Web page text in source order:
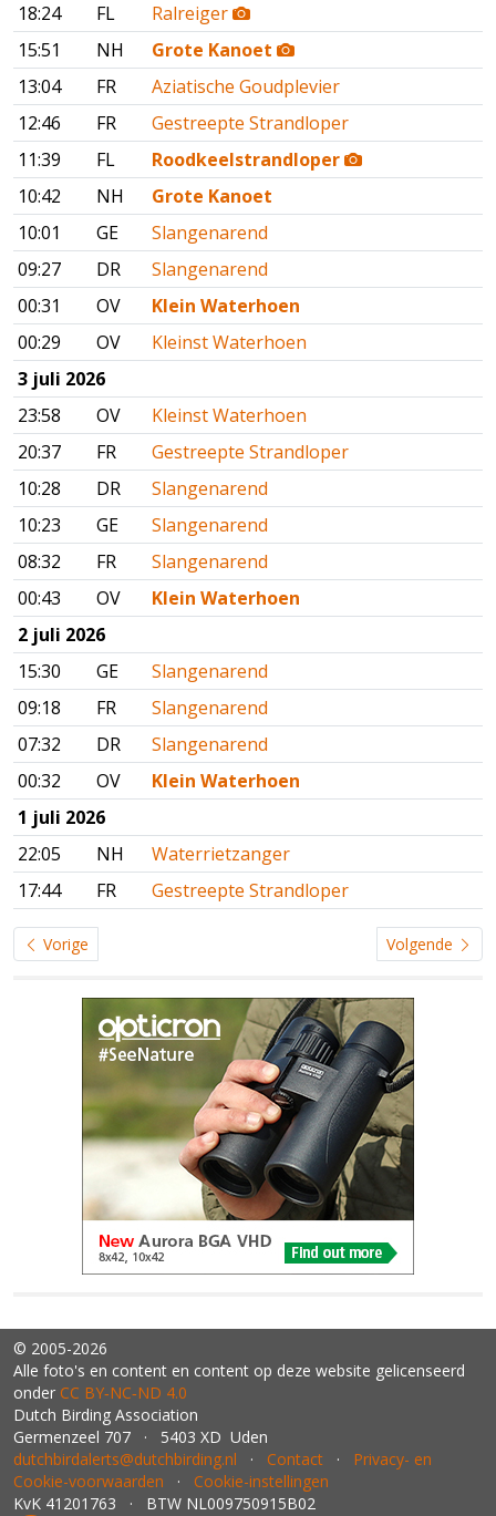
18:24
FL
Ralreiger
15:51
NH
Grote Kanoet
13:04
FR
Aziatische Goudplevier
12:46
FR
Gestreepte Strandloper
11:39
FL
Roodkeelstrandloper
10:42
NH
Grote Kanoet
10:01
GE
Slangenarend
09:27
DR
Slangenarend
00:31
OV
Klein Waterhoen
00:29
OV
Kleinst Waterhoen
3 juli 2026
23:58
OV
Kleinst Waterhoen
20:37
FR
Gestreepte Strandloper
10:28
DR
Slangenarend
10:23
GE
Slangenarend
08:32
FR
Slangenarend
00:43
OV
Klein Waterhoen
2 juli 2026
15:30
GE
Slangenarend
09:18
FR
Slangenarend
07:32
DR
Slangenarend
00:32
OV
Klein Waterhoen
1 juli 2026
22:05
NH
Waterrietzanger
17:44
FR Gestreepte Strandloper
Vorige Volgende
© 2005-2026
Alle foto's en content en content op deze website gelicenseerd
onder CC BY‑NC‑ND 4.0
Dutch Birding Association
Germenzeel 707 · 5403 XD Uden
dutchbirdalerts@dutchbirding.nl · Contact · Privacy- en
Cookie-voorwaarden · Cookie-instellingen
KvK 41201763 · BTW NL009750915B02